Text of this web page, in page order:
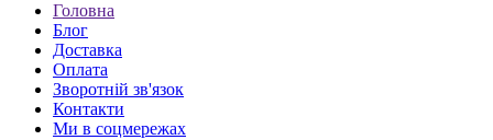
Головна
Блог
Доставка
Оплата
Зворотній зв'язок
Контакти
Ми в соцмережах